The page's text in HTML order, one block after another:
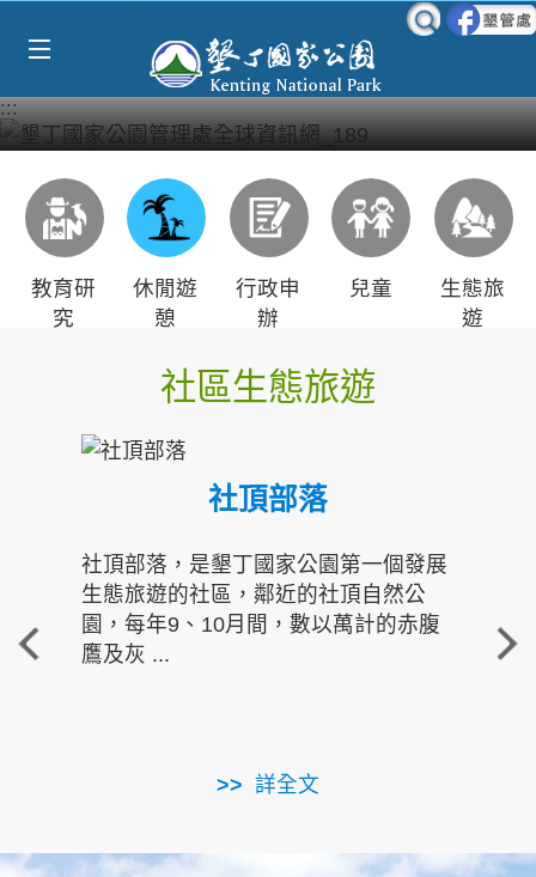
:::
教育研
究
休閒遊
憩
行政申
辦
兒童
生態旅
遊
社區生態旅遊
社頂部落
社頂部落，是墾丁國家公園第一個發展
生態旅遊的社區，鄰近的社頂自然公
園，每年9、10月間，數以萬計的赤腹
鷹及灰 ...
詳全文
重
走進